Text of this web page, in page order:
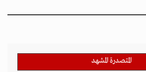
المتصدرة المشهد